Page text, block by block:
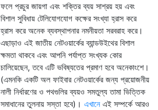
ফলে প্রচুর জায়গা এবং শক্তির ব্যয় সাশ্রয় হয় এবং
বিশাল সুবিধায় টেলিযোগযোগ কক্ষের সংখ্যা হ্রাস করে
হ্রাস করে অনেক ব্যবস্থাপনার নমনীয়তা সরবরাহ করে।
এছাড়াও এই জাতীয় নেটওয়ার্কের ব্যান্ডউইথের বিশাল
ক্ষমতা থাকবে এবং আপনি পর্যাপ্ত সংখ্যক কোর
চালিয়েছেন, তবে এটি ভবিষ্যতের প্রমাণ হবে অনেকাংশে।
(এমনকি একটি অল ফাইবার নেটওয়ার্কের জন্য প্রয়োজনীয়
নালী নির্ধারণের ও পথগুলির ব্যয়ও সমতুল্য তামা ভিত্তিক
সমাধানের তুলনায় সস্তা হবে)। এখানেএই সম্পর্কে আরও